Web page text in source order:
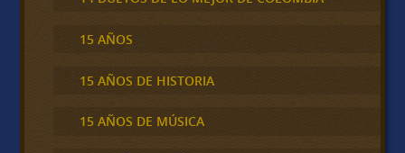
15 AÑOS
15 AÑOS DE HISTORIA
15 AÑOS DE MÚSICA